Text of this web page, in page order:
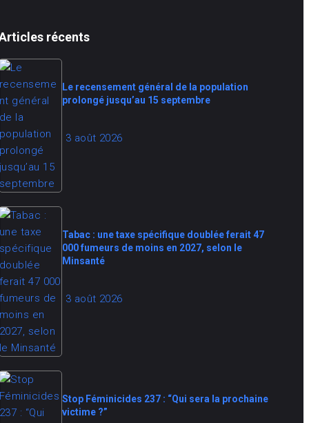
récents
Le recensement général de la population
prolongé jusqu’au 15 septembre
3 août 2026
Tabac : une taxe spécifique doublée ferait 47
000 fumeurs de moins en 2027, selon le
Minsanté
3 août 2026
Stop Féminicides 237 : “Qui sera la prochaine
victime ?”